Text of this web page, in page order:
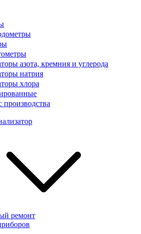
азота, кремния и углерода
натрия
хлора
производства
ремонт